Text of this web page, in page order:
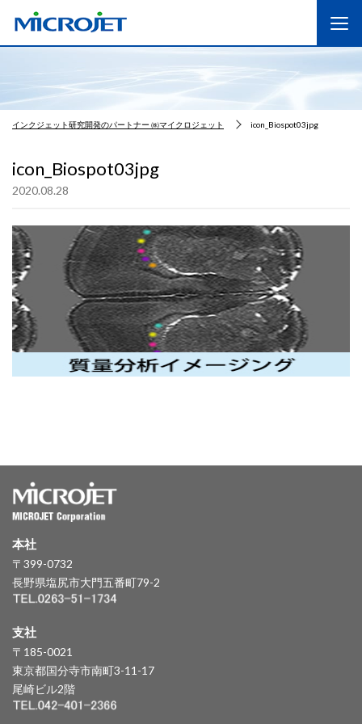
インクジェット研究開発のパートナー ㈱マイクロジェット icon_Biospot03jpg
icon_Biospot03jpg
2020.08.28
本社
〒399-0732
長野県塩尻市大門五番町79-2
支社
〒185-0021
東京都国分寺市南町3-11-17
尾崎ビル2階